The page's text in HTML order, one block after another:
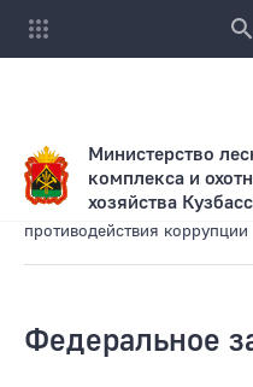
Министерство
комплекса и
хозяйства
Федеральное
Нормативные правовые и
противодействия коррупции